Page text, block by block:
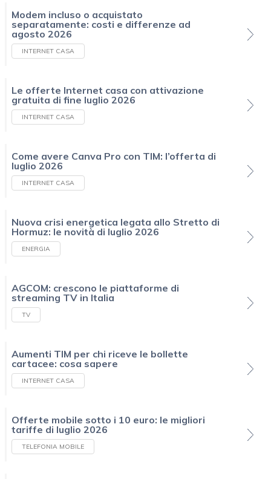
Modem incluso o acquistato
separatamente: costi e differenze ad
agosto 2026
INTERNET CASA
Le offerte Internet casa con attivazione
gratuita di fine luglio 2026
INTERNET CASA
Come avere Canva Pro con TIM: l’offerta di
luglio 2026
INTERNET CASA
Nuova crisi energetica legata allo Stretto di
Hormuz: le novità di luglio 2026
ENERGIA
AGCOM: crescono le piattaforme di
streaming TV in Italia
TV
Aumenti TIM per chi riceve le bollette
cartacee: cosa sapere
INTERNET CASA
Offerte mobile sotto i 10 euro: le migliori
tariffe di luglio 2026
TELEFONIA MOBILE